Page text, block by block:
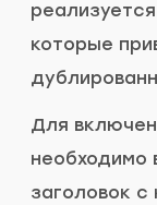
которые
Для
необходимо
заголовок